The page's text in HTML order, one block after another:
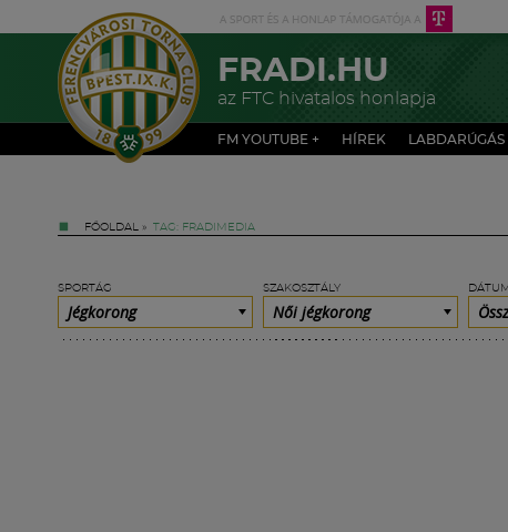
FRADI.HU
az FTC hivatalos honlapja
FM YOUTUBE + HÍREK LABDARÚGÁS
FŐOLDAL » TAG: FRADIMEDIA
SPORTÁG
Jégkorong
SZAKOSZTÁLY
Női jégkorong
DÁTUM